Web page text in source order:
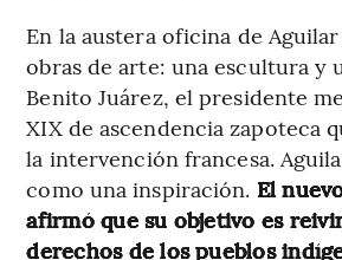
En la austera oficina de
obras de arte: una escultura y
Benito Juárez, el presidente
XIX de ascendencia zapoteca
la intervención francesa.
como una inspiración. El
afirmó que su objetivo es
derechos de los pueblos